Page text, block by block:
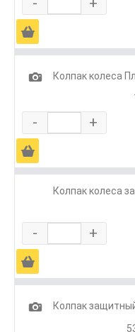
Ä
1
Колпак колеса
- +
Ä
Колпак колеса
- +
Ä
1
Колпак